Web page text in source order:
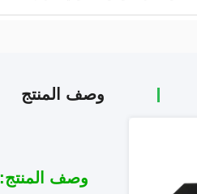
وصف المنتج
وصف المنتج: